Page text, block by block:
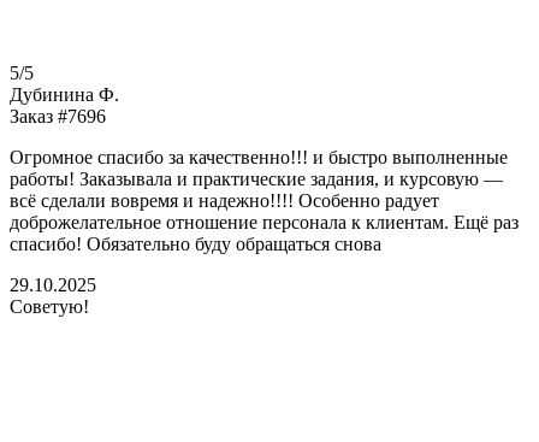
5/5
Дубинина Ф.
Заказ #7696
Огромное спасибо за качественно!!! и быстро выполненные
работы! Заказывала и практические задания, и курсовую —
всё сделали вовремя и надежно!!!! Особенно радует
доброжелательное отношение персонала к клиентам. Ещё раз
спасибо! Обязательно буду обращаться снова
29.10.2025
Советую!